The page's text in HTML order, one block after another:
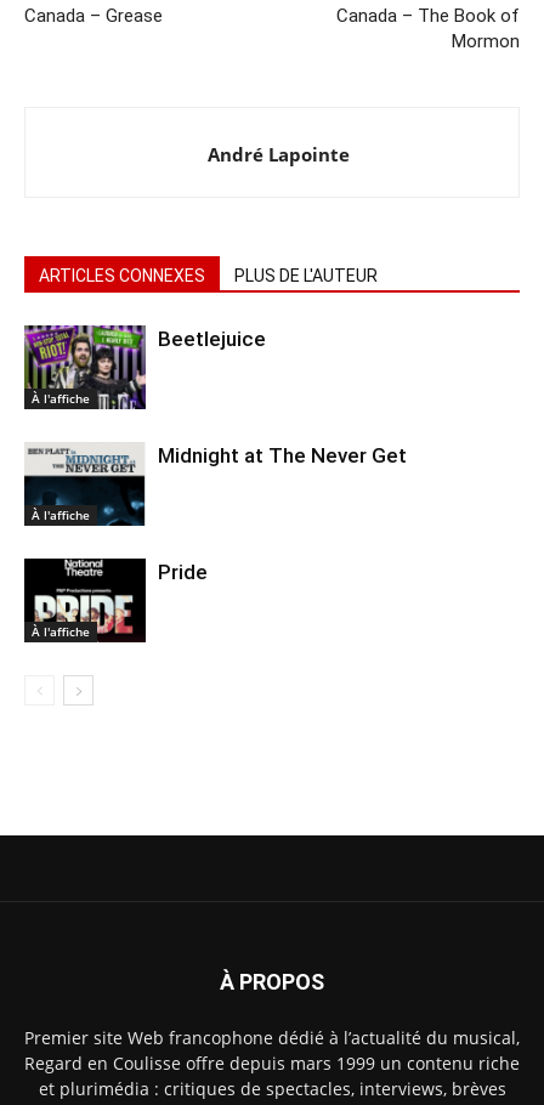
Canada – Grease
Canada – The Book of
Mormon
André Lapointe
ARTICLES CONNEXES PLUS DE L'AUTEUR
À l'affiche
Beetlejuice
À l'affiche
Midnight at The Never Get
À l'affiche
Pride
À PROPOS
Premier site Web francophone dédié à l’actualité du musical,
Regard en Coulisse offre depuis mars 1999 un contenu riche
et plurimédia : critiques de spectacles, interviews, brèves